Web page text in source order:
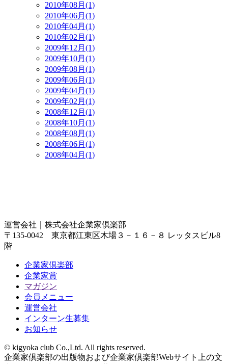
2010年08月(1)
2010年06月(1)
2010年04月(1)
2010年02月(1)
2009年12月(1)
2009年10月(1)
2009年08月(1)
2009年06月(1)
2009年04月(1)
2009年02月(1)
2008年12月(1)
2008年10月(1)
2008年08月(1)
2008年06月(1)
2008年04月(1)
運営会社｜ 株式会社企業家倶楽部
〒135-0042 東京都江東区木場３－１６－８ レッタスビル8
階
企業家倶楽部
企業家賞
マガジン
会員メニュー
運営会社
インターン生募集
お知らせ
© kigyoka club Co.,Ltd. All rights reserved.
企業家倶楽部の出版物および企業家倶楽部Webサイト上の文